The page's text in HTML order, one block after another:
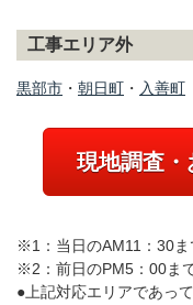
工事エリア外
黒部市 ・ 朝日町 ・ 入善町
現地調査・
※1：当日のAM11：30ま
※2：前日のPM5：00ま
●上記対応エリアであっ